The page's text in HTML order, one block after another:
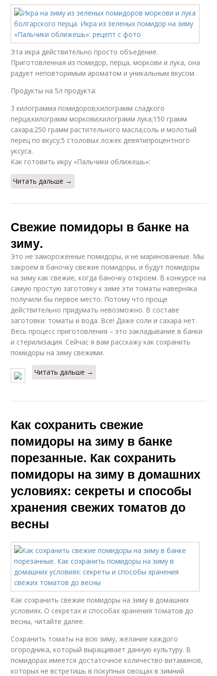
Эта икра действительно просто объедение.
Приготовленная из помидор, перца, моркови и лука, она
радует неповторимым ароматом и уникальным вкусом.
Продукты на 5л продукта:
3 килограмма помидоров;килограмм сладкого
перца;килограмм моркови;килограмм лука;150 грамм
сахара;250 грамм растительного масла;соль и молотый
перец по вкусу;5 столовых ложек девятипроцентного
уксуса.
Как готовить икру «Пальчики оближешь»:
Читать дальше →
Свежие помидоры в банке на
зиму.
Это не замороженные помидоры, и не маринованные. Мы
закроем в баночку свежие помидоры, и будут помидоры
на зиму как свежие, когда баночку откроем. В конкурсе на
самую простую заготовку к зиме эти томаты наверняка
получили бы первое место. Потому что проще
действительно придумать невозможно. В составе
заготовки: томаты и вода. Все! Даже соли и сахара нет.
Весь процесс приготовления – это закладывание в банки
и стерилизация. Сейчас я вам расскажу как сохранить
помидоры на зиму свежими.
Читать дальше →
Как сохранить свежие
помидоры на зиму в банке
порезанные. Как сохранить
помидоры на зиму в домашних
условиях: секреты и способы
хранения свежих томатов до
весны
Как сохранить свежие помидоры на зиму в домашних
условиях. О секретах и способах хранения томатов до
весны, читайте далее.
Сохранить томаты на всю зиму, желание каждого
огородника, который выращивает данную культуру. В
помидорах имеется достаточное количество витаминов,
которых не встретишь в покупных овощах в зимний